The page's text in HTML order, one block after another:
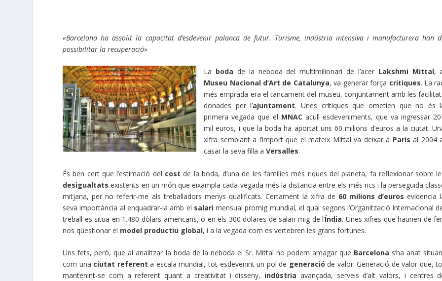
«Barcelona ha assolit la capacitat d’esdevenir palanca de futur. Turisme, indústria intensiva i manufacturera han
possibilitar la recuperació»
La boda de la neboda del multimilionari de l’acer Lakshmi Mittal,
Museu Nacional d’Art de Catalunya, va generar força critiques. La
més emprada era el tancament del museu, conjuntament amb les
donades per l’ajuntament. Unes crítiques que ometien que no és
primera vegada que el MNACacull esdeveniments, que va ingressar
mil euros, i que la boda ha aportat uns 60 milions d’euros a la ciutat.
xifra semblant a l’import que el mateix Mittal va deixar a Paris al 2004
casar la seva filla aVersalles.
És ben cert que l’estimació del cost de la boda, d’una de les famílies més riques del planeta, fa reflexionar sobre
desigualtats existents en un món que eixampla cada vegada més la distancia entre els més rics i la perseguida
mitjana, per no referir-me als treballadors menys qualificats. Certament la xifra de 60 milions d’euros evidencia
seva importància al enquadrar-la amb el salarimensual promig mundial, el qual segons l’Organització Internacional
treball es situa en 1.480 dòlars americans, o en els 300 dolares de salari mig de l’Índia. Unes xifres que haurien de
nos qüestionar el model productiu global, i a la vegada com es vertebren les grans fortunes.
Uns fets, però, que al analitzar la boda de la neboda el Sr. Mittal no podem amagar que Barcelona s’ha anat
com una ciutat referent a escala mundial, tot esdevenint un pol de generació de valor. Generació de valor que,
mantenint-se com a referent quant a creativitat i disseny, indústria avançada, serveis d’alt valors, i centres